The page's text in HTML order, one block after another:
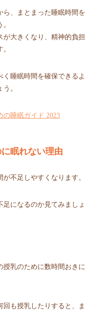
ら、まとまった睡眠時間を
が大きくなり、精神的負担
睡眠時間を確保できるよ
。
の睡眠ガイド 2023
眠れない理由
不足しやすくなります。
になるのか見てみましょ
授乳のために数時間おきに
も授乳したりすると、ま